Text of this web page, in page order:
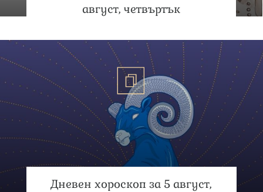
август, четвъртък
Дневен хороскоп за 5 август,